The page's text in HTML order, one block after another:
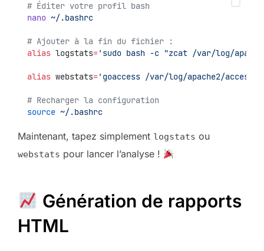
# Éditer votre profil bash
nano ~/.bashrc
# Ajouter à la fin du fichier :
alias logstats='sudo bash -c "zcat /var/log/
alias webstats='goaccess /var/log/apache2/
# Recharger la configuration
source ~/.bashrc
Maintenant, tapez simplement logstats ou
webstats pour lancer l’analyse !
Génération de rapports
HTML